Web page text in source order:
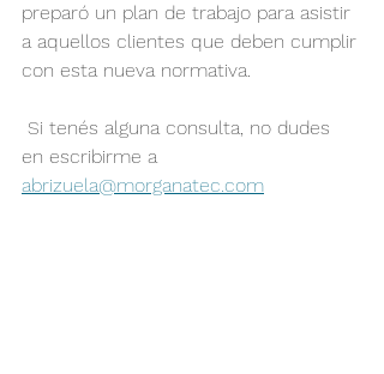
preparó un plan de trabajo para asistir
a aquellos clientes que deben cumplir
con esta nueva normativa.
en escribirme a
abrizuela@morganatec.com